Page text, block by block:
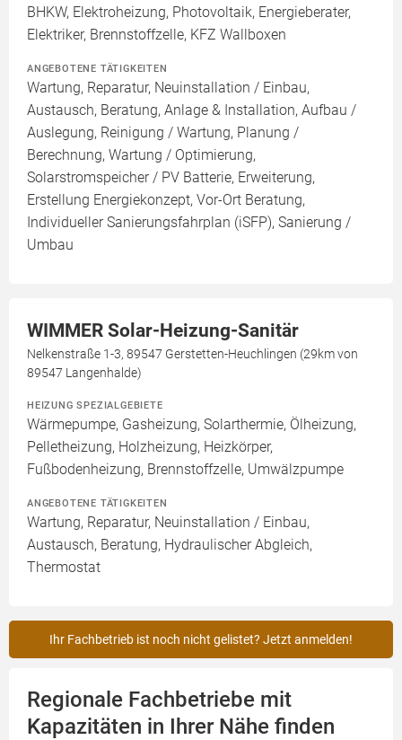
BHKW, Elektroheizung, Photovoltaik, Energieberater,
Elektriker, Brennstoffzelle, KFZ Wallboxen
ANGEBOTENE TÄTIGKEITEN
Wartung, Reparatur, Neuinstallation / Einbau,
Austausch, Beratung, Anlage & Installation, Aufbau /
Auslegung, Reinigung / Wartung, Planung /
Berechnung, Wartung / Optimierung,
Solarstromspeicher / PV Batterie, Erweiterung,
Erstellung Energiekonzept, Vor-Ort Beratung,
Individueller Sanierungsfahrplan (iSFP), Sanierung /
Umbau
WIMMER Solar-Heizung-Sanitär
Nelkenstraße 1-3, 89547 Gerstetten-Heuchlingen (29km von
89547 Langenhalde)
HEIZUNG SPEZIALGEBIETE
Wärmepumpe, Gasheizung, Solarthermie, Ölheizung,
Pelletheizung, Holzheizung, Heizkörper,
Fußbodenheizung, Brennstoffzelle, Umwälzpumpe
ANGEBOTENE TÄTIGKEITEN
Wartung, Reparatur, Neuinstallation / Einbau,
Austausch, Beratung, Hydraulischer Abgleich,
Thermostat
Ihr Fachbetrieb ist noch nicht gelistet? Jetzt anmelden!
Regionale Fachbetriebe mit
Kapazitäten in Ihrer Nähe finden